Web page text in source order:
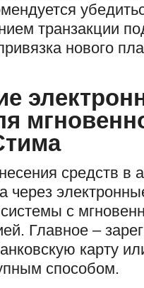
транзакции
нового
средств в
через
с
Главное –
карту
способом.